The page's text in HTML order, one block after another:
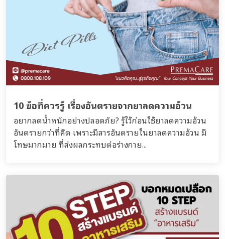
10 ข้อที่ควรรู้ เรื่องอันตรายจากยาลดความอ้วน
อยากลดน้ำหนักอย่างปลอดภัย? รู้ไว้ก่อนใช้ยาลดความอ้วน
อันตรายกว่าที่คิด เพราะมีสารอันตรายในยาลดความอ้วน มี
โทษมากมาย ที่ส่งผลกระทบต่อร่างกาย...